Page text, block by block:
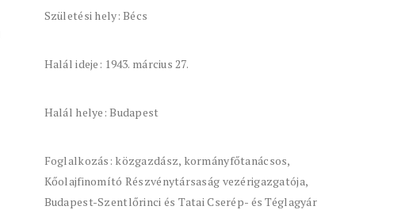
Születési hely: Bécs
Halál ideje: 1943. március 27.
Halál helye: Budapest
Foglalkozás: közgazdász, kormányfőtanácsos,
Kőolajfinomító Részvénytársaság vezérigazgatója,
Budapest-Szentlőrinci és Tatai Cserép- és Téglagyár